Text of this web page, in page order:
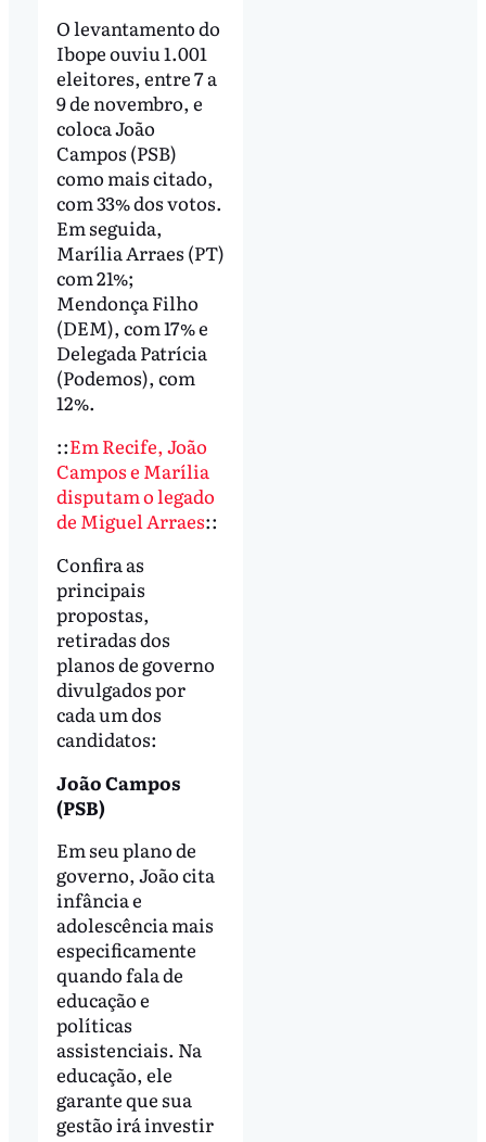
O levantamento do
Ibope ouviu 1.001
eleitores, entre 7 a
9 de novembro, e
coloca João
Campos (PSB)
como mais citado,
com 33% dos votos.
Em seguida,
Marília Arraes (PT)
com 21%;
Mendonça Filho
(DEM), com 17% e
Delegada Patrícia
(Podemos), com
12%.
::Em Recife, João
Campos e Marília
disputam o legado
de Miguel Arraes::
Confira as
principais
propostas,
retiradas dos
planos de governo
divulgados por
cada um dos
candidatos:
João Campos
(PSB)
Em seu plano de
governo, João cita
infância e
adolescência mais
especificamente
quando fala de
educação e
políticas
assistenciais. Na
educação, ele
garante que sua
gestão irá investir